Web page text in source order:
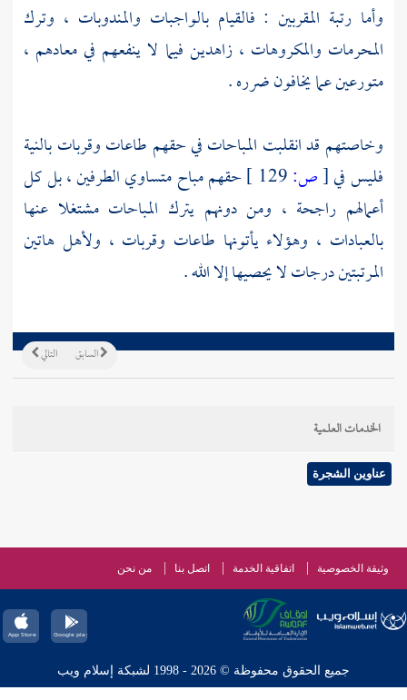
وأما رتبة المقربين : فالقيام بالواجبات والمندوبات ، وترك
المحرمات والمكروهات ، زاهدين فيما لا ينفعهم في معادهم ،
متورعين عما يخافون ضرره .
وخاصتهم قد انقلبت المباحات في حقهم طاعات وقربات بالنية
فليس في[ص:
حقهم مباح متساوي الطرفين ، بل كل
أعمالهم راجحة ، ومن دونهم يترك المباحات مشتغلا عنها
بالعبادات ، وهؤلاء يأتونها طاعات وقربات ، ولأهل هاتين
المرتبتين درجات لا يحصيها إلا الله .
التالي السابق
الخدمات العلمية
عناوين الشجرة
وثيقة الخصوصية اتفاقية الخدمة اتصل بنا من نحن
جميع الحقوق محفوظة © 2026 - 1998 لشبكة إسلام ويب